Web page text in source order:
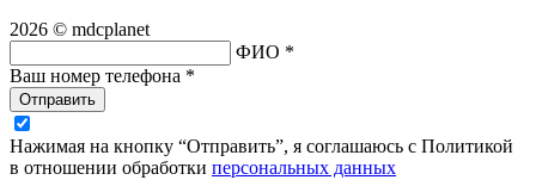
2026 © mdcplanet
ФИО *
Ваш номер телефона *
Отправить
Нажимая на кнопку “Отправить”, я соглашаюсь с Политикой
в отношении обработки персональных данных